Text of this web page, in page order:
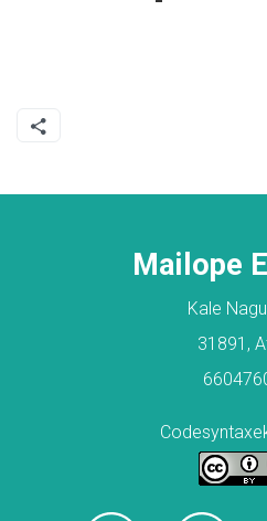
Mailope
Kale
31891,